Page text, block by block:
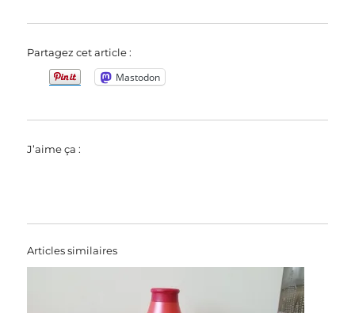
Partagez cet article :
Mastodon
J’aime ça :
Articles similaires